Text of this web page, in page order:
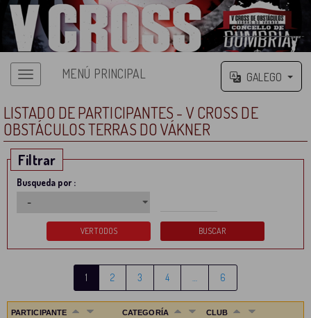
MENÚ PRINCIPAL GALEGO
LISTADO DE PARTICIPANTES - V CROSS DE
OBSTÁCULOS TERRAS DO VÁKNER
Filtrar
Busqueda por :
1 2 3 4 6
PARTICIPANTE CATEGORÍA CLUB